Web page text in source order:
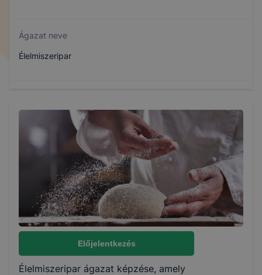
Ágazat neve
Élelmiszeripar
Képzés időtartama
Választható szakmairányok:
Nem válaszható
Előjelentkezés
Élelmiszeripar ágazat képzése, amely